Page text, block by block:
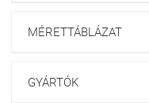
MÉRETTÁBLÁZAT
GYÁRTÓK